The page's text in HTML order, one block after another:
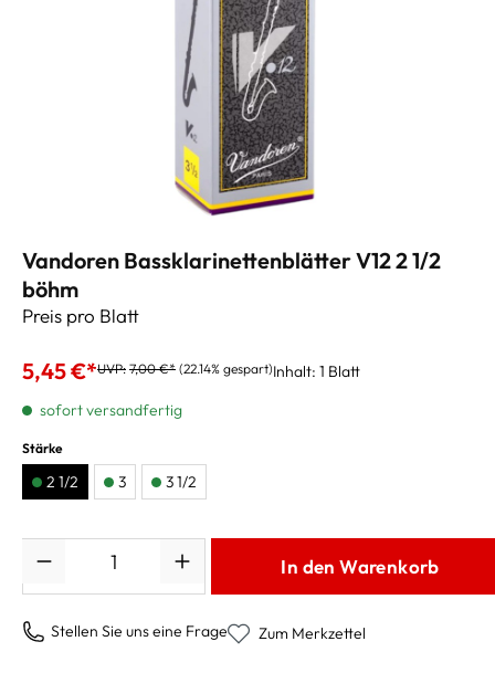
Vandoren Bassklarinettenblätter V12 2 1/2
böhm
Preis pro Blatt
5,45 €*UVP: 7,00 €* (22.14% gespart)Inhalt: 1 Blatt
sofort versandfertig
Stärke
2 1/2 3 3 1/2
In den Warenkorb
Stellen Sie uns eine Frage Zum Merkzettel